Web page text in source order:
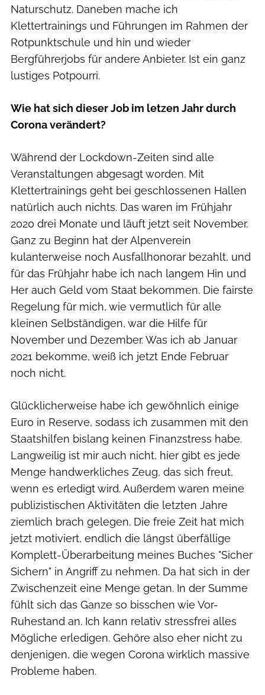
Naturschutz. Daneben mache ich
Klettertrainings und Führungen im Rahmen der
Rotpunktschule und hin und wieder
Bergführerjobs für andere Anbieter. Ist ein ganz
lustiges Potpourri.
Wie hat sich dieser Job im letzen Jahr durch
Corona verändert?
Während der Lockdown-Zeiten sind alle
Veranstaltungen abgesagt worden. Mit
Klettertrainings geht bei geschlossenen Hallen
natürlich auch nichts. Das waren im Frühjahr
2020 drei Monate und läuft jetzt seit November.
Ganz zu Beginn hat der Alpenverein
kulanterweise noch Ausfallhonorar bezahlt, und
für das Frühjahr habe ich nach langem Hin und
Her auch Geld vom Staat bekommen. Die fairste
Regelung für mich, wie vermutlich für alle
kleinen Selbständigen, war die Hilfe für
November und Dezember. Was ich ab Januar
2021 bekomme, weiß ich jetzt Ende Februar
noch nicht.
Glücklicherweise habe ich gewöhnlich einige
Euro in Reserve, sodass ich zusammen mit den
Staatshilfen bislang keinen Finanzstress habe.
Langweilig ist mir auch nicht, hier gibt es jede
Menge handwerkliches Zeug, das sich freut,
wenn es erledigt wird. Außerdem waren meine
publizistischen Aktivitäten die letzten Jahre
ziemlich brach gelegen. Die freie Zeit hat mich
jetzt motiviert, endlich die längst überfällige
Komplett-Überarbeitung meines Buches "Sicher
Sichern" in Angriff zu nehmen. Da hat sich in der
Zwischenzeit eine Menge getan. In der Summe
fühlt sich das Ganze so bisschen wie Vor-
Ruhestand an. Ich kann relativ stressfrei alles
Mögliche erledigen. Gehöre also eher nicht zu
denjenigen, die wegen Corona wirklich massive
Probleme haben.